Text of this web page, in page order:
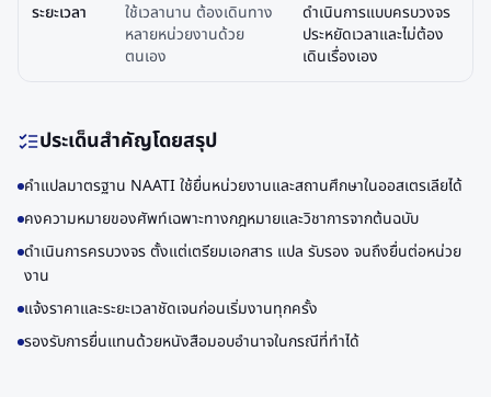
ระยะเวลา
ใช้เวลานาน ต้องเดินทาง
หลายหน่วยงานด้วย
ตนเอง
ดำเนินการแบบครบวงจร
ประหยัดเวลาและไม่ต้อง
เดินเรื่องเอง
ประเด็นสำคัญโดยสรุป
คำแปลมาตรฐาน NAATI ใช้ยื่นหน่วยงานและสถานศึกษาในออสเตรเลียได้
คงความหมายของศัพท์เฉพาะทางกฎหมายและวิชาการจากต้นฉบับ
ดำเนินการครบวงจร ตั้งแต่เตรียมเอกสาร แปล รับรอง จนถึงยื่นต่อหน่วย
งาน
แจ้งราคาและระยะเวลาชัดเจนก่อนเริ่มงานทุกครั้ง
รองรับการยื่นแทนด้วยหนังสือมอบอำนาจในกรณีที่ทำได้